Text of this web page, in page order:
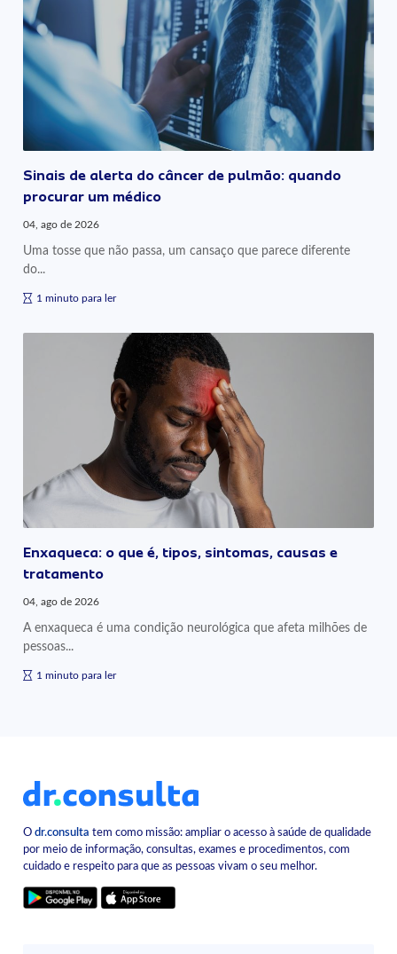
Sinais de alerta do câncer de pulmão: quando
procurar um médico
04, ago de 2026
Uma tosse que não passa, um cansaço que parece diferente
do...
1 minuto para ler
Enxaqueca: o que é, tipos, sintomas, causas e
tratamento
04, ago de 2026
A enxaqueca é uma condição neurológica que afeta milhões de
pessoas...
1 minuto para ler
Odr.consulta tem como missão: ampliar o acesso à saúde de qualidade
por meio de informação, consultas, exames e procedimentos, com
cuidado e respeito para que as pessoas vivam o seu melhor.